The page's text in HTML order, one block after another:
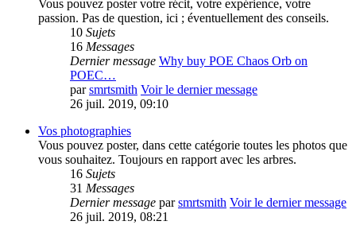
Vous pouvez poster votre récit, votre expérience, votre
passion. Pas de question, ici ; éventuellement des conseils.
10 Sujets
16 Messages
Dernier message Why buy POE Chaos Orb on
POEC…
parsmrtsmith Voir le dernier message
26 juil. 2019, 09:10
Vos photographies
Vous pouvez poster, dans cette catégorie toutes les photos que
vous souhaitez. Toujours en rapport avec les arbres.
16 Sujets
31 Messages
Dernier message parsmrtsmith Voir le dernier message
26 juil. 2019, 08:21